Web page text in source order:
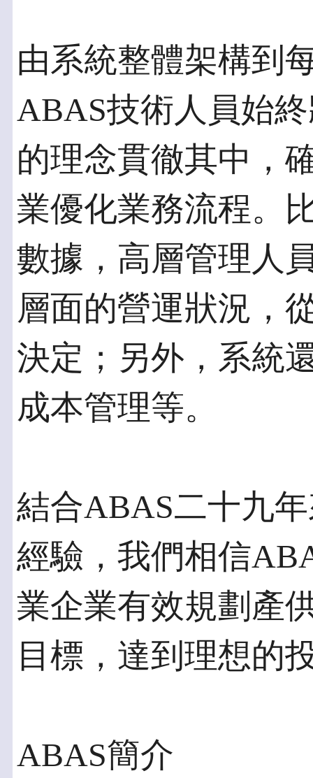
由系統整體架構到
ABAS技術人員始
的理念貫徹其中，
業優化業務流程。
數據，高層管理人
層面的營運狀況，
決定；另外，系統
成本管理等。
結合ABAS二十九
經驗，我們相信
業企業有效規劃產
目標，達到理想的
ABAS簡介